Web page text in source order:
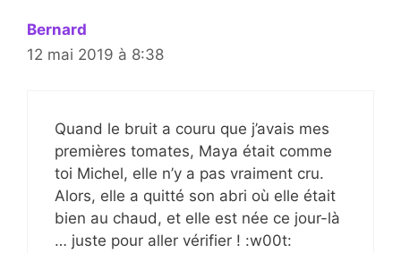
Bernard
12 mai 2019 à 8:38
Quand le bruit a couru que j’avais mes
premières tomates, Maya était comme
toi Michel, elle n’y a pas vraiment cru.
Alors, elle a quitté son abri où elle était
bien au chaud, et elle est née ce jour-là
… juste pour aller vérifier ! :w00t: